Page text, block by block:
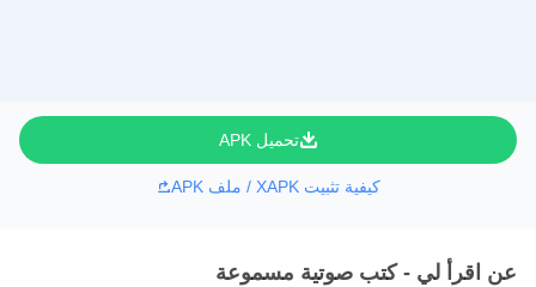
تحميل APK
كيفية تثبيت XAPK / ملف APK
عن اقرأ لي - كتب صوتية مسموعة